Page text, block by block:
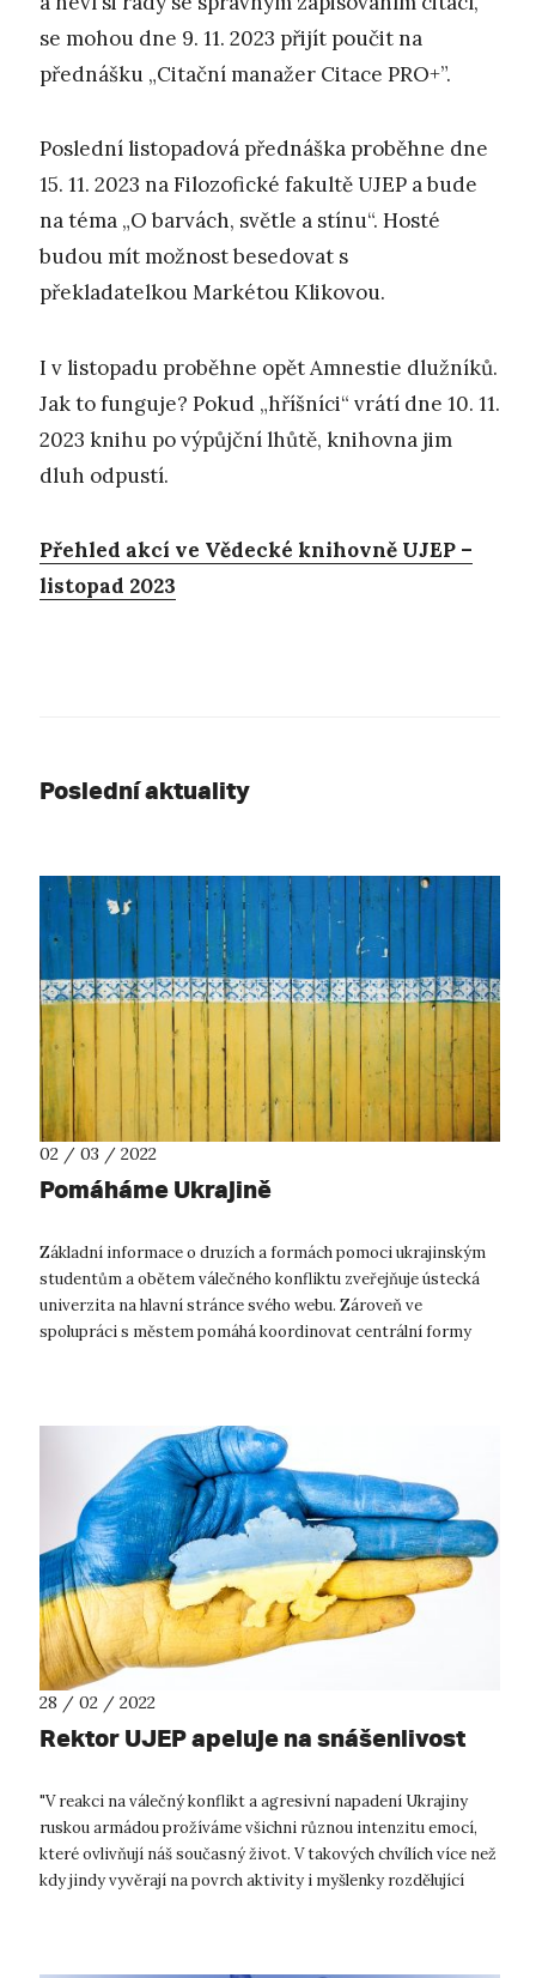
se mohou dne 9. 11. 2023 přijít poučit na
přednášku „Citační manažer Citace PRO+”.
Poslední listopadová přednáška proběhne dne
15. 11. 2023 na Filozofické fakultě UJEP a bude
na téma „O barvách, světle a stínu“. Hosté
budou mít možnost besedovat s
překladatelkou Markétou Klikovou.
I v listopadu proběhne opět Amnestie dlužníků.
Jak to funguje? Pokud „hříšníci“ vrátí dne 10. 11.
2023 knihu po výpůjční lhůtě, knihovna jim
dluh odpustí.
Přehled akcí ve Vědecké knihovně UJEP –
listopad 2023
Poslední aktuality
02 / 03 / 2022
Pomáháme Ukrajině
Základní informace o druzích a formách pomoci ukrajinským
studentům a obětem válečného konfliktu zveřejňuje ústecká
univerzita na hlavní stránce svého webu. Zároveň ve
spolupráci s městem pomáhá koordinovat centrální formy
28 / 02 / 2022
Rektor UJEP apeluje na snášenlivost
"V reakci na válečný konflikt a agresivní napadení Ukrajiny
ruskou armádou prožíváme všichni různou intenzitu emocí,
které ovlivňují náš současný život. V takových chvílích více než
kdy jindy vyvěrají na povrch aktivity i myšlenky rozdělující